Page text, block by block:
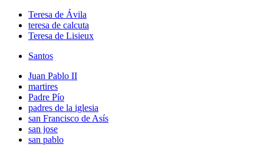
Teresa de Ávila
teresa de calcuta
Teresa de Lisieux
Santos
Juan Pablo II
martires
Padre Pío
padres de la iglesia
san Francisco de Asís
san jose
san pablo